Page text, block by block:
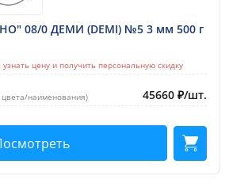
08/0 ДЕМИ (DEMI) №5 3 мм 500 г
цену и получить персональную скидку
цвета/наименования) 45660 ₽/шт.